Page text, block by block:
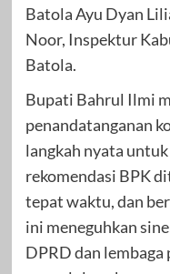
Batola Ayu Dyan
Noor, Inspektur
Batola.
Bupati Bahrul Ilmi
penandatanganan
langkah nyata
rekomendasi BPK
tepat waktu, dan
ini meneguhkan
DPRD dan lembaga